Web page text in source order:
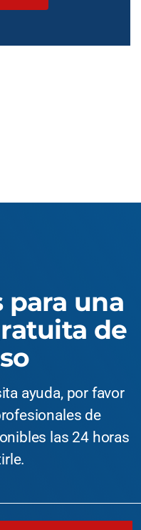
para una
de
ayuda, por favor
de
las 24 horas